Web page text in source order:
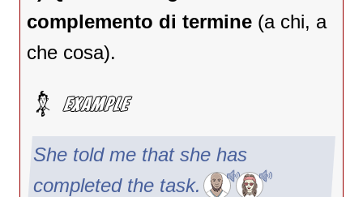
complemento di termine (a chi, a
che cosa).
She told me that she has
completed the task.